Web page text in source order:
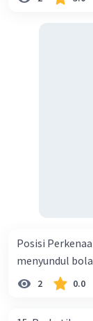
Posisi
menyundul
2 0.0